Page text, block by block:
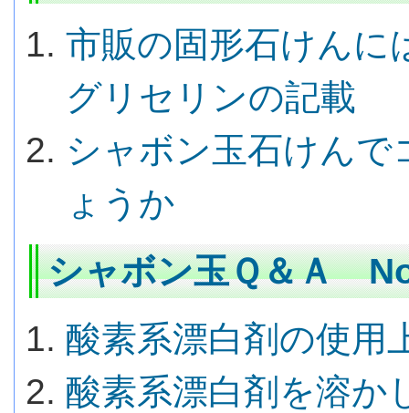
市販の固形石けんに
グリセリンの記載
シャボン玉石けん
ょうか
シャボン玉Ｑ＆Ａ
酸素系漂白剤の使用
酸素系漂白剤を溶か